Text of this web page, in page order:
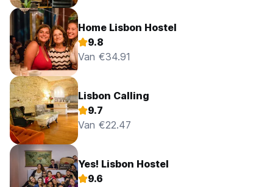
Home Lisbon Hostel
9.8
Van €34.91
Lisbon Calling
9.7
Van €22.47
Yes! Lisbon Hostel
9.6